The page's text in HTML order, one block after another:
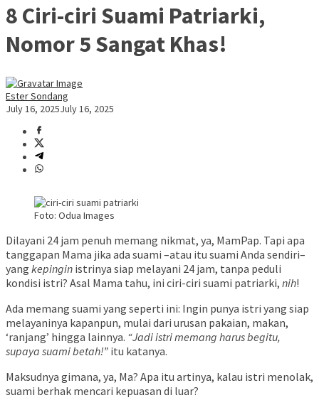
8 Ciri-ciri Suami Patriarki,
Nomor 5 Sangat Khas!
Ester Sondang
July 16, 2025July 16, 2025
Foto: Odua Images
Dilayani 24 jam penuh memang nikmat, ya, MamPap. Tapi apa
tanggapan Mama jika ada suami –atau itu suami Anda sendiri–
yang kepingin istrinya siap melayani 24 jam, tanpa peduli
kondisi istri? Asal Mama tahu, ini ciri-ciri suami patriarki, nih!
Ada memang suami yang seperti ini: Ingin punya istri yang siap
melayaninya kapanpun, mulai dari urusan pakaian, makan,
‘ranjang’ hingga lainnya. “Jadi istri memang harus begitu,
supaya suami betah!” itu katanya.
Maksudnya gimana, ya, Ma? Apa itu artinya, kalau istri menolak,
suami berhak mencari kepuasan di luar?